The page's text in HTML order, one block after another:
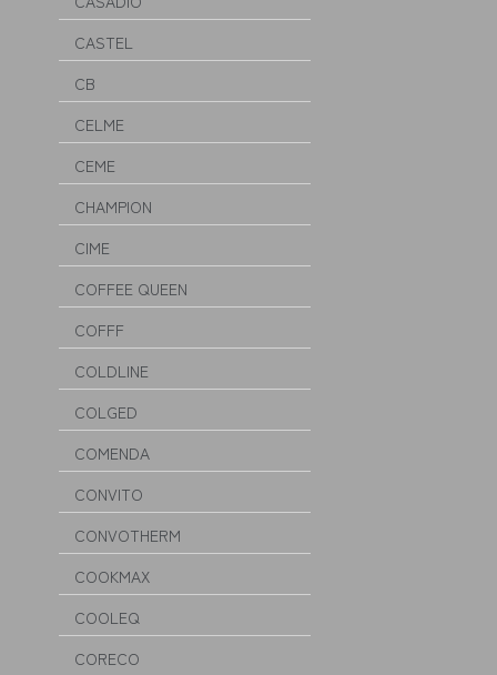
CASTEL
CB
CELME
CEME
CHAMPION
CIME
COFFEE QUEEN
COFFF
COLDLINE
COLGED
COMENDA
CONVITO
CONVOTHERM
COOKMAX
COOLEQ
CORECO